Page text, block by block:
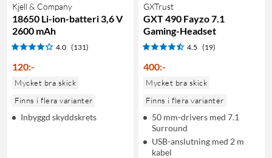
Kjell & Company
18650 Li-ion-batteri 3,6 V
2600 mAh
4.0 (131)
120:-
Mycket bra skick
Finns i flera varianter
Inbyggd skyddskrets
GXTrust
GXT 490 Fayzo 7.1
Gaming-Headset
4.5 (19)
400:-
Mycket bra skick
Finns i flera varianter
50 mm-drivers med 7.1
Surround
USB-anslutning med 2 m
kabel